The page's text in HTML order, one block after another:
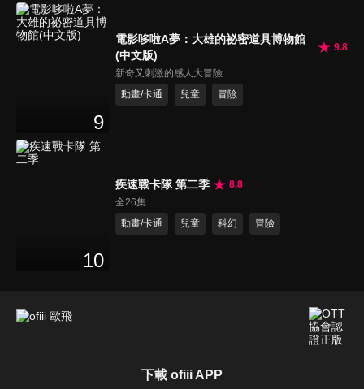
9
電影哆啦A夢：大雄的祕密道具博物館
(中文版)
9.8
新奇又刺激的感人大冒險
動畫/卡通
兒童 冒險
10
疾速戰卡隊 第二季
8.8
全26集
動畫/卡通
兒童 科幻 冒險
下載 ofiii APP